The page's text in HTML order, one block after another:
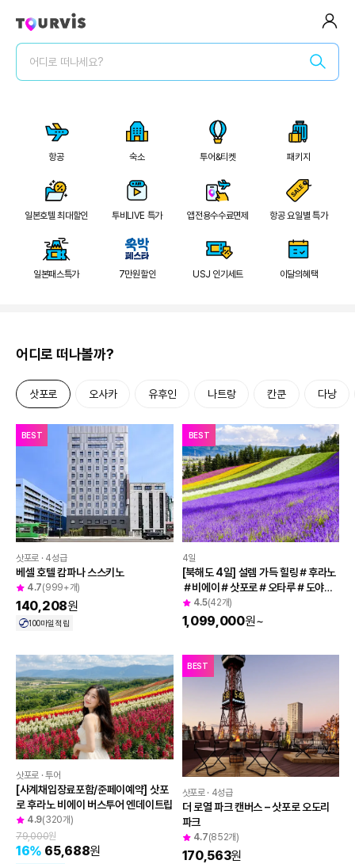
어디로 떠나세요?
항공 숙소 투어&티켓 패키지
일본호텔 최대할인 투비LIVE 특가 앱전용수수료면제 항공 요일별 특가
일본패스특가 7만원할인 USJ 인기세트 이달의혜택
어디로 떠나볼까?
삿포로 오사카 유후인 나트랑 칸쿤 다낭
BEST
삿포로 · 4성급
베셀 호텔 캄파나 스스키노
4.7(999+개)
140,208원
100마일 적립
BEST
4일
[북해도 4일] 설렘 가득 힐링＃후라노
＃비에이＃삿포로＃오타루＃도야＃
노보리베츠＃천연온천
4.5(42개)
1,099,000원~
삿포로 · 투어
[사계채입장료포함/준페이예약] 삿포
로 후라노 비에이 버스투어 엔데이트립
4.9(320개)
79,000원
16% 65,688원
BEST
삿포로 · 4성급
더 로열 파크 캔버스 – 삿포로 오도리
파크
4.7(852개)
170,563원
전체메뉴
로그인/회원가입
투어&티켓
여행가이드
숙박세일 최대 7만원
숙박세일 페스타
전세계 리조트 특가
럭셔리 셀렉트
일본 다이렉트
도움이 필요하신가요?
공지사항
고객센터